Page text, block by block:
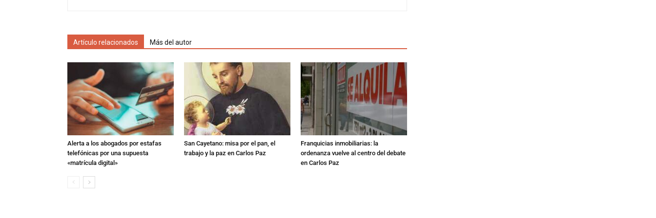
Artículo relacionados Más del autor
Alerta a los abogados por estafas
telefónicas por una supuesta
«matrícula digital»
San Cayetano: misa por el pan, el
trabajo y la paz en Carlos Paz
Franquicias inmobiliarias: la
ordenanza vuelve al centro del debate
en Carlos Paz